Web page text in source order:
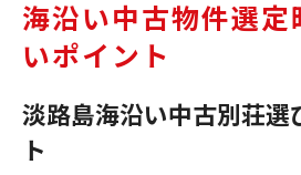
海沿い中古物件選定
いポイント
淡路島海沿い中古別荘選
ト